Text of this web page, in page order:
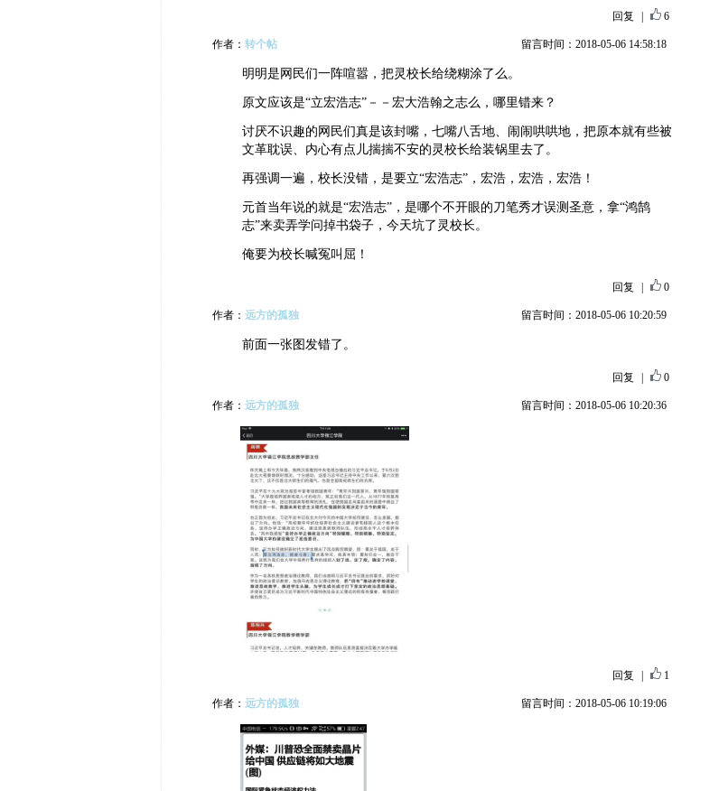
回复 6
作者： 转个帖 留言时间：2018-05-06 14:58:18
明明是网民们一阵喧嚣，把灵校长给绕糊涂了么。
原文应该是“立宏浩志”－－宏大浩翰之志么，哪里错来？
讨厌不识趣的网民们真是该封嘴，七嘴八舌地、闹闹哄哄地，把原本就有些被
文革耽误、内心有点儿揣揣不安的灵校长给装锅里去了。
再强调一遍，校长没错，是要立“宏浩志”，宏浩，宏浩，宏浩！
元首当年说的就是“宏浩志”，是哪个不开眼的刀笔秀才误测圣意，拿“鸿鹄
志”来卖弄学问掉书袋子，今天坑了灵校长。
俺要为校长喊冤叫屈！
回复 0
作者： 远方的孤独 留言时间：2018-05-06 10:20:59
前面一张图发错了。
回复 0
作者： 远方的孤独 留言时间：2018-05-06 10:20:36
回复 1
作者： 远方的孤独 留言时间：2018-05-06 10:19:06